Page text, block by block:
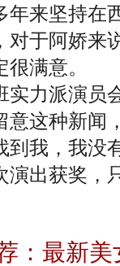
来坚持在
对于阿娇来
满意。
力派演员
意这种新闻
到我，我没
出获奖，
：最新美